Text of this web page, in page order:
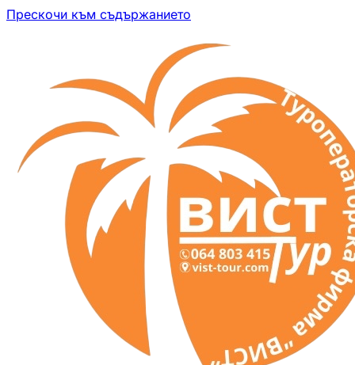
Прескочи към съдържанието